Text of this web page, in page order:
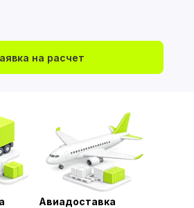
на расчет
Авиадоставка